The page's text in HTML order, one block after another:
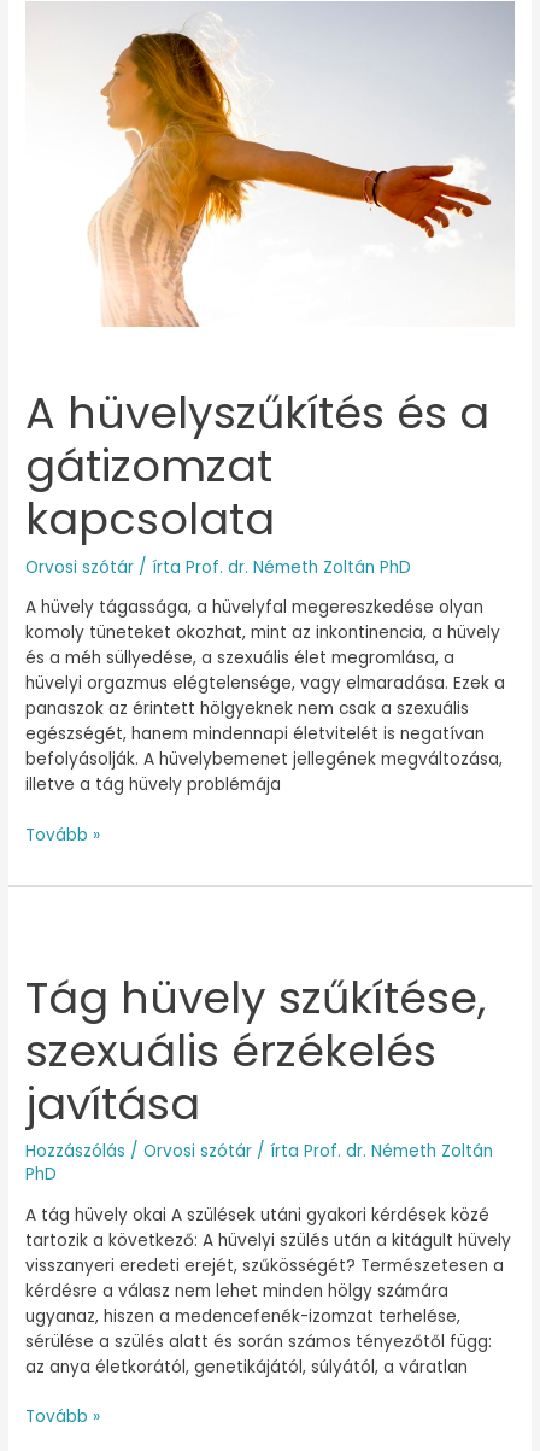
A hüvelyszűkítés és a
gátizomzat
kapcsolata
Orvosi szótár / írta Prof. dr. Németh Zoltán PhD
A hüvely tágassága, a hüvelyfal megereszkedése olyan
komoly tüneteket okozhat, mint az inkontinencia, a hüvely
és a méh süllyedése, a szexuális élet megromlása, a
hüvelyi orgazmus elégtelensége, vagy elmaradása. Ezek a
panaszok az érintett hölgyeknek nem csak a szexuális
egészségét, hanem mindennapi életvitelét is negatívan
befolyásolják. A hüvelybemenet jellegének megváltozása,
illetve a tág hüvely problémája
hüvelyszűkítés
gátizomzat
Tovább »
Tág hüvely szűkítése,
szexuális érzékelés
javítása
Hozzászólás /Orvosi szótár / írta Prof. dr. Németh Zoltán
PhD
A tág hüvely okai A szülések utáni gyakori kérdések közé
tartozik a következő: A hüvelyi szülés után a kitágult hüvely
visszanyeri eredeti erejét, szűkösségét? Természetesen a
kérdésre a válasz nem lehet minden hölgy számára
ugyanaz, hiszen a medencefenék-izomzat terhelése,
sérülése a szülés alatt és során számos tényezőtől függ:
az anya életkorától, genetikájától, súlyától, a váratlan
Tág
hüvely
szexuális
érzékelés
javítása
Tovább »